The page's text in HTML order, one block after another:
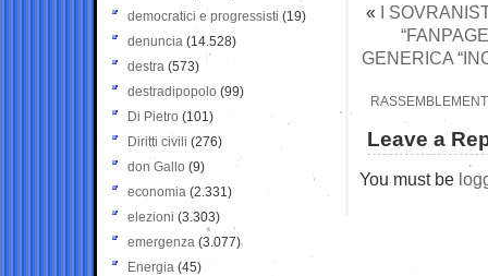
« I
GENERICA
Leave a
You must be
democratici e progressisti (19)
denuncia (14.528)
destra (573)
destradipopolo (99)
Di Pietro (101)
Diritti civili (276)
don Gallo (9)
economia (2.331)
elezioni (3.303)
emergenza (3.077)
Energia (45)